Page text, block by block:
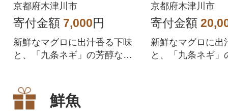
京都府木津川市
寄付金額 7,000円
新鮮なマグロに出汁香る下味
と、「九条ネギ」の芳醇な香
京都府木津川市
寄付金額
新鮮なマグロに出
と、「九条ネギ」
鮮魚